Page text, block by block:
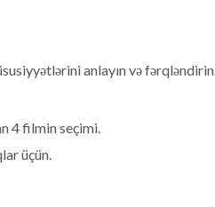
anlayın və fərqləndirin.
4 filmin seçimi.
üçün.